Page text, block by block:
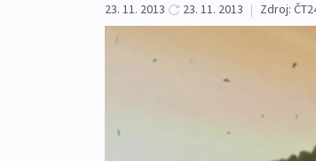
23. 11. 2013
23. 11. 2013 | Zdroj: